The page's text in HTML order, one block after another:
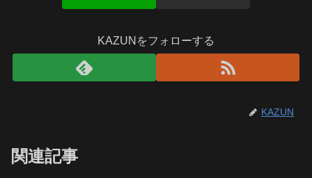
KAZUNをフォローする
KAZUN
関連記事